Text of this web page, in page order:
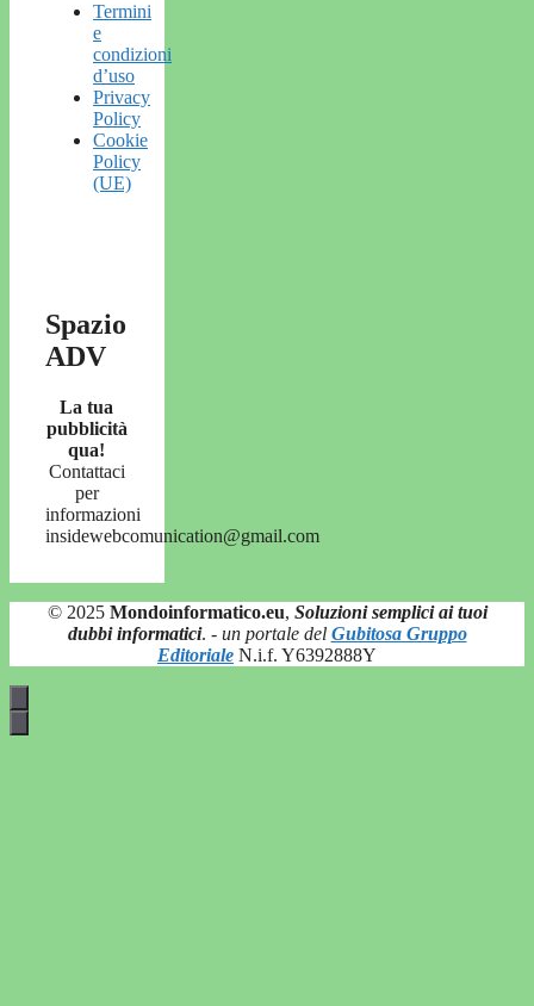
Termini
e
condizioni
d’uso
Privacy
Policy
Cookie
Policy
(UE)
Spazio
ADV
La tua
pubblicità
qua!
Contattaci
per
informazioni
insidewebcomunication@gmail.com
© 2025 Mondoinformatico.eu, Soluzioni semplici ai tuoi
dubbi informatici. - un portale del Gubitosa Gruppo
Editoriale N.i.f. Y6392888Y